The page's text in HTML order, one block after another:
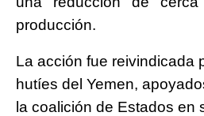
producción.
La acción fue reivindicada
hutíes del Yemen,
la coalición de Estados en